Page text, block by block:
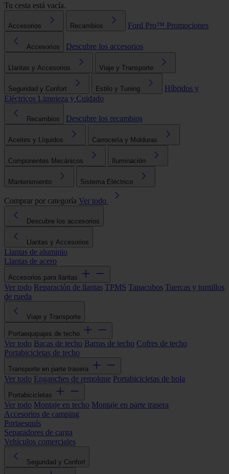
Tu cesta está vacía.
Accesorios Recambios Ford Pro™ Promociones
Accesorios Descubre los accesorios
Llantas y Accesorios Viaje y Transporte
Seguridad y Confort Estilo y Tuning
Híbridos y
Eléctricos Limpieza y Cuidado
Recambios Descubre los recambios
Aceites y Líquidos Carrocería y Molduras
Componentes Mecánicos Iluminación
Mantenimiento Sistema Eléctrico
Comprar por categoría Ver todo
Descubre los accesorios
Llantas y Accesorios
Llantas de aluminio
Llantas de acero
Accesorios para llantas
Ver todo Reparación de llantas TPMS Tapacubos Tuercas y tornillos
de rueda
Viaje y Transporte
Portaequipajes de techo
Ver todo Bacas de techo Barras de techo Cofres de techo
Portabicicletas de techo
Transporte en parte trasera
Ver todo Enganches de remolque Portabicicletas de bola
Portabicicletas
Ver todo Montaje en techo Montaje en parte trasera
Accesorios de camping
Portaesquís
Separadores de carga
Vehículos comerciales
Seguridad y Confort